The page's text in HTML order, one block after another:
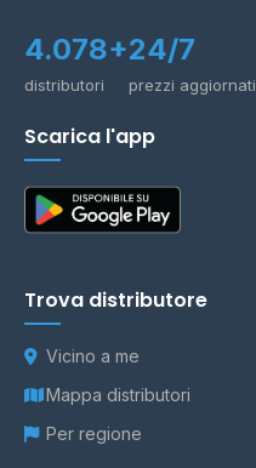
4.078+
distributori
24/7
prezzi aggiornati
Scarica l'app
Trova distributore
Vicino a me
Mappa distributori
Per regione